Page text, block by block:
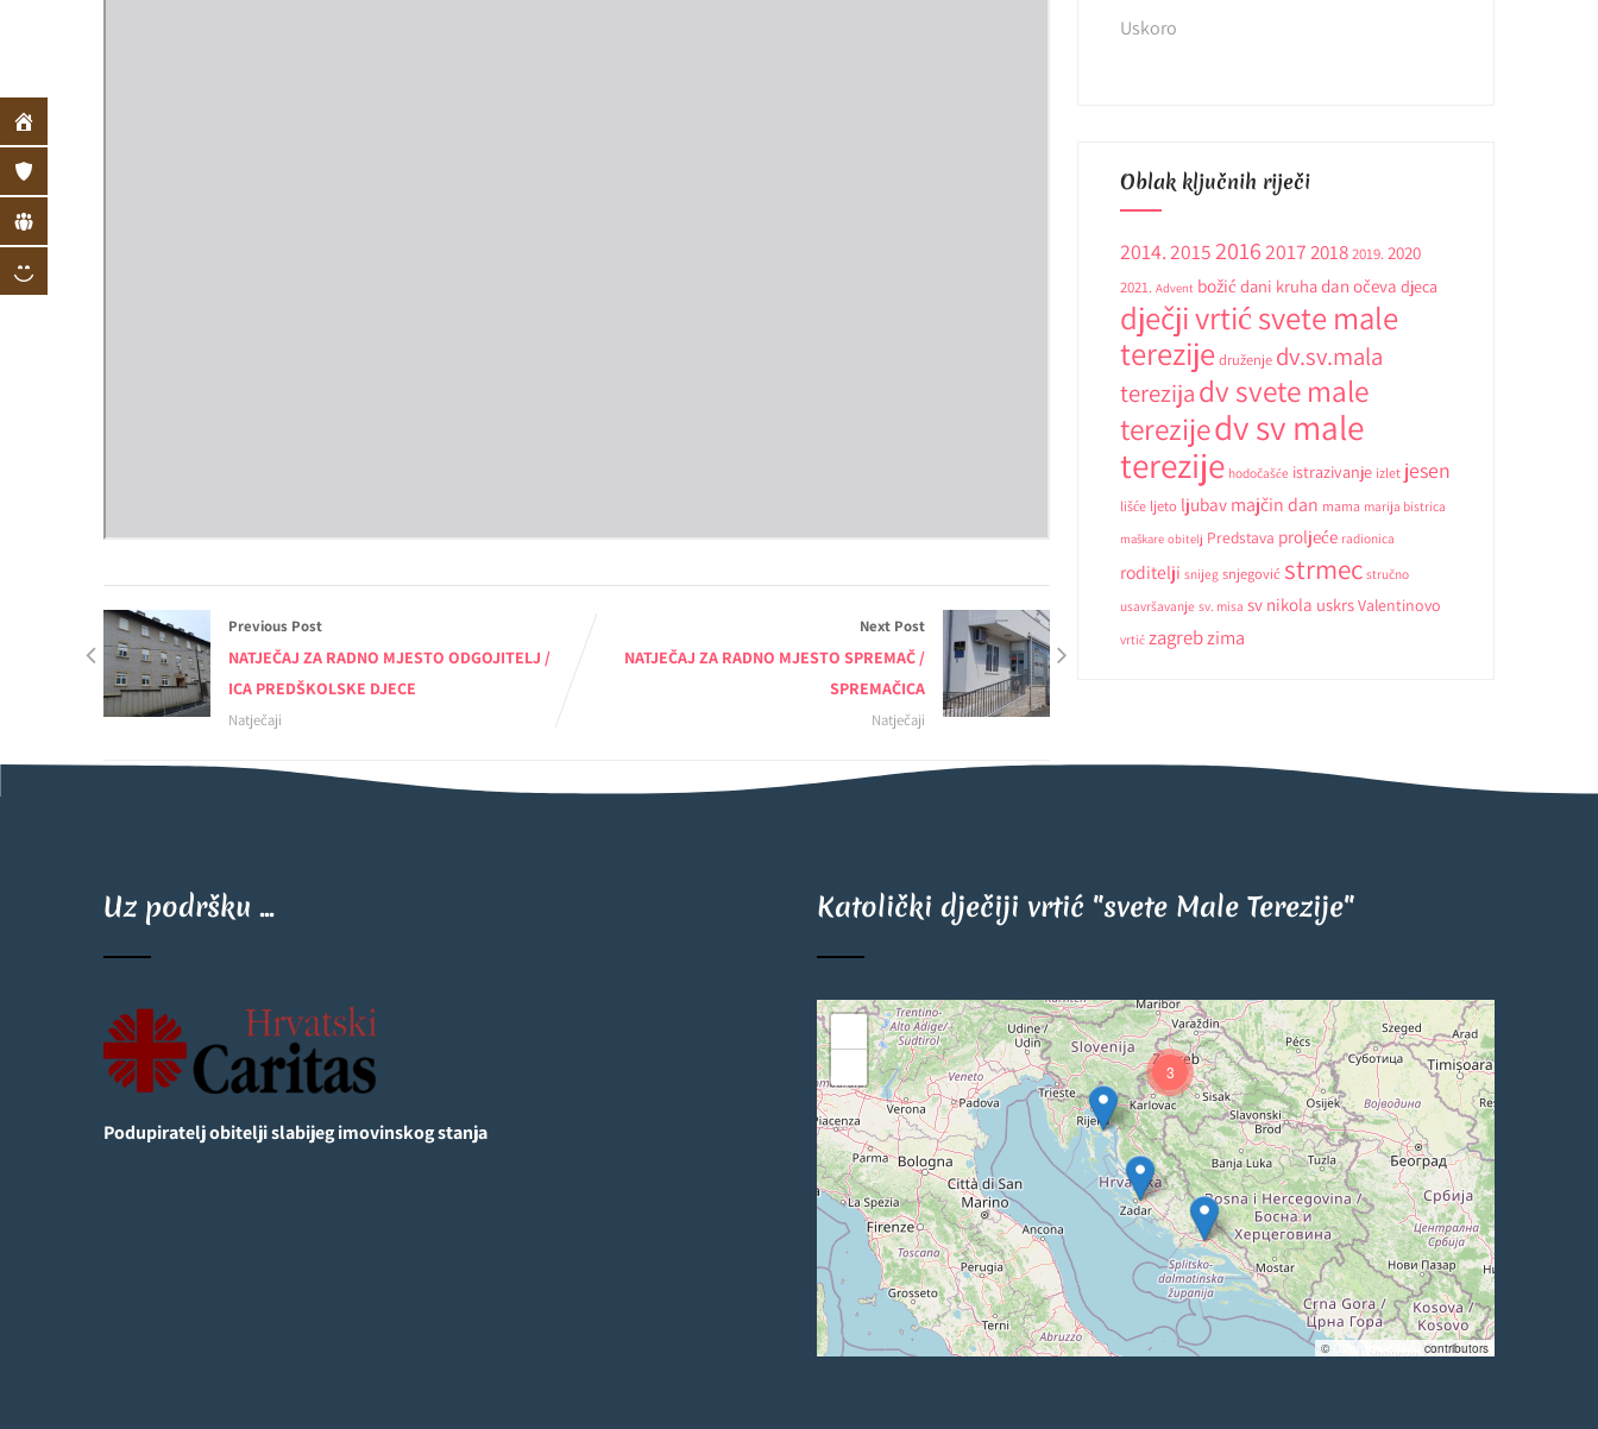
Previous Post
NATJEČAJ ZA RADNO MJESTO ODGOJITELJ /
ICA PREDŠKOLSKE DJECE
Natječaji
Next Post
NATJEČAJ ZA RADNO MJESTO SPREMAČ /
SPREMAČICA
Natječaji
Uskoro
Oblak ključnih riječi
2014.20152016201720182019.2020
2021. Advent božić dani kruhadan očeva djeca
dječji vrtić svete male
terezijedruženje dv.sv.mala
terezijadv svete male
terezijedv sv male
terezije hodočašće istrazivanje izlet jesen
lišće ljeto ljubav majčin dan mama marija bistrica
maškare obitelj Predstava proljeće radionica
roditelji snijeg snjegović strmec stručno
usavršavanje sv. misa sv nikola uskrsValentinovo
vrtić zagrebzima
Uz podršku ...
Podupiratelj obitelji slabijeg imovinskog stanja
Katolički dječiji vrtić "svete Male Terezije"
3
© OpenStreetMap contributors